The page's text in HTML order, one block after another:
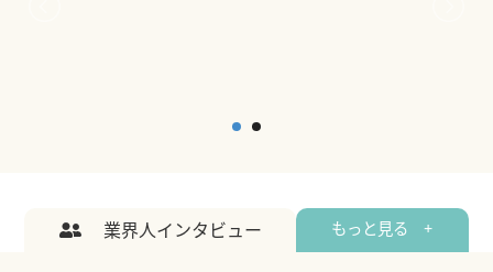
業界人インタビュー もっと見る +